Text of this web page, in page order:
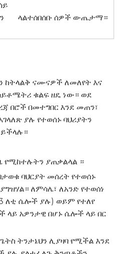
ላልተሰበሰቡ ሰዎች ውጤታማ።
ከትላልቅ ናሙናዎች ለመለየት እና
ቁልፍ ዘዴ ነው። ወደ
በሮች በመተግበር እንደ መጠን፣
ያሉ የተወሰኑ ባህሪያትን
ያጠቃልላል ።
ባህርያት መሰረት የተወሰኑ
ለምሳሌ፣ ለአንድ የተወሰነ
ለቲ ሴሎች ያሉ) ወይም የተለየ
ላይ አዎንታዊ በሆኑ ሴሎች ላይ በር
ትንታኔህን ሊያዛባ የሚችል እንደ